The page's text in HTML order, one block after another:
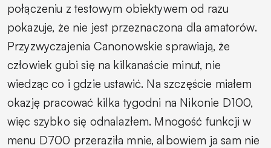
połączeniu z testowym obiektywem od razu
pokazuje, że nie jest przeznaczona dla amatorów.
Przyzwyczajenia Canonowskie sprawiają, że
człowiek gubi się na kilkanaście minut, nie
wiedząc co i gdzie ustawić. Na szczęście miałem
okazję pracować kilka tygodni na Nikonie D100,
więc szybko się odnalazłem. Mnogość funkcji w
menu D700 przeraziła mnie, albowiem ja sam nie